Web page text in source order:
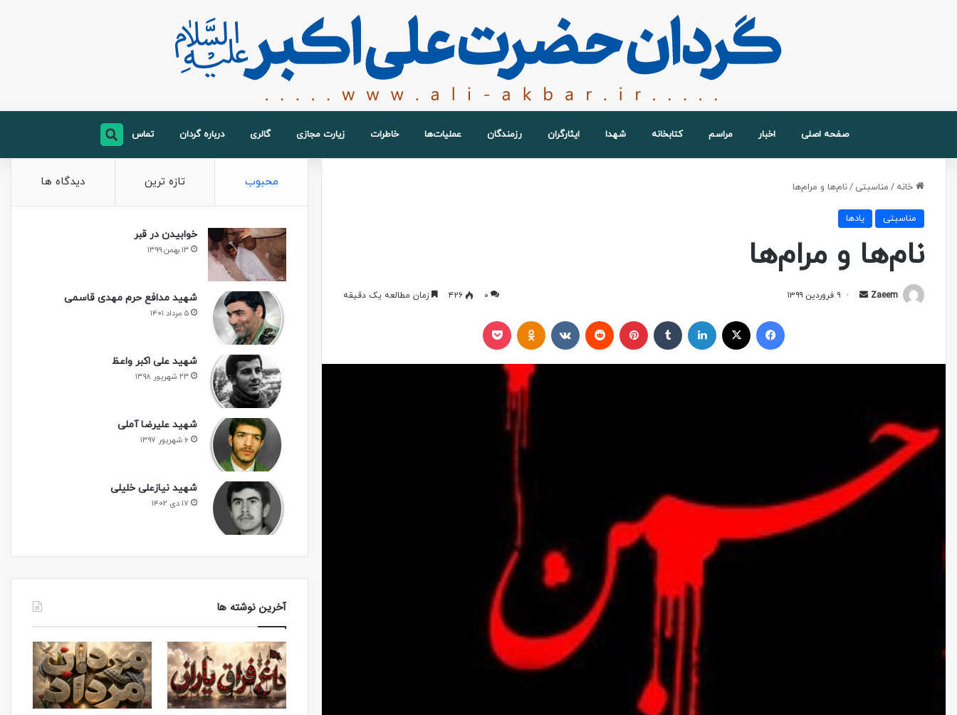
صفحه اصلی اخبار مراسم کتابخانه شهدا ایثارگران رزمندگان عملیات‌ها خاطرات زیارت مجازی گالری درباره گردان تماس
خانه / مناسبتی /نام‌ها و مرام‌ها
مناسبتی یادها
نام‌ها و مرام‌ها
Zaeem ۹ فروردین ۱۳۹۹ ۰ ۴۲۶ زمان مطالعه یک دقیقه
محبوب تازه ترین دیدگاه ها
خوابیدن در قبر
۱۳ بهمن ۱۳۹۹
شهید مدافع حرم مهدی قاسمی
۵ مرداد ۱۴۰۱
شهید علی اکبر واعظ
۲۳ شهریور ۱۳۹۸
شهید علیرضا آملی
۶ شهریور ۱۳۹۷
شهید نیازعلی خلیلی
۱۷ دی ۱۴۰۲
آخرین نوشته ها